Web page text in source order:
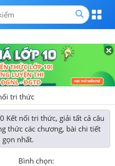
tri thức
Kết nối tri thức, giải tất cả câu
thức các chương, bài chi tiết
gọn nhất.
Bình chọn: